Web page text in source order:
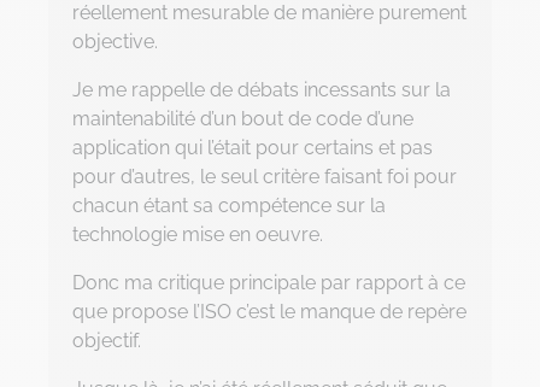
Project management
RGPD
Transformation Digitale
réellement mesurable de manière purement
objective.
Je me rappelle de débats incessants sur la
maintenabilité d’un bout de code d’une
application qui l’était pour certains et pas
pour d’autres, le seul critère faisant foi pour
chacun étant sa compétence sur la
technologie mise en oeuvre.
Donc ma critique principale par rapport à ce
que propose l’ISO c’est le manque de repère
objectif.